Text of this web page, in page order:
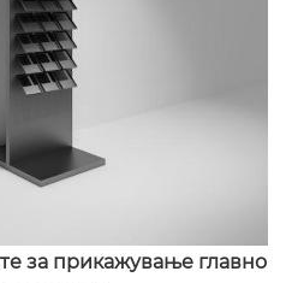
за прикажување главно